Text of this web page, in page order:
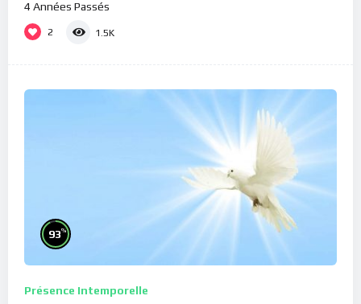
4 Années Passés
2 1.5K
93%
Présence Intemporelle